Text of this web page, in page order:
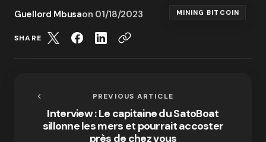
Guellord Mbusaon 01/18/2023 MINING BITCOIN
SHARE
PREVIOUS ARTICLE
Interview : Le capitaine du SatoBoat
sillonne les mers et pourrait accoster
près de chez vous